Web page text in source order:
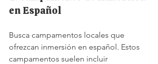
en Español
Busca campamentos locales que
ofrezcan inmersión en español. Estos
campamentos suelen incluir